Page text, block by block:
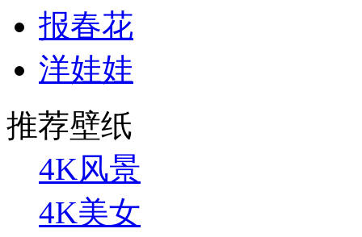
报春花
洋娃娃
推荐壁纸
4K风景
4K美女